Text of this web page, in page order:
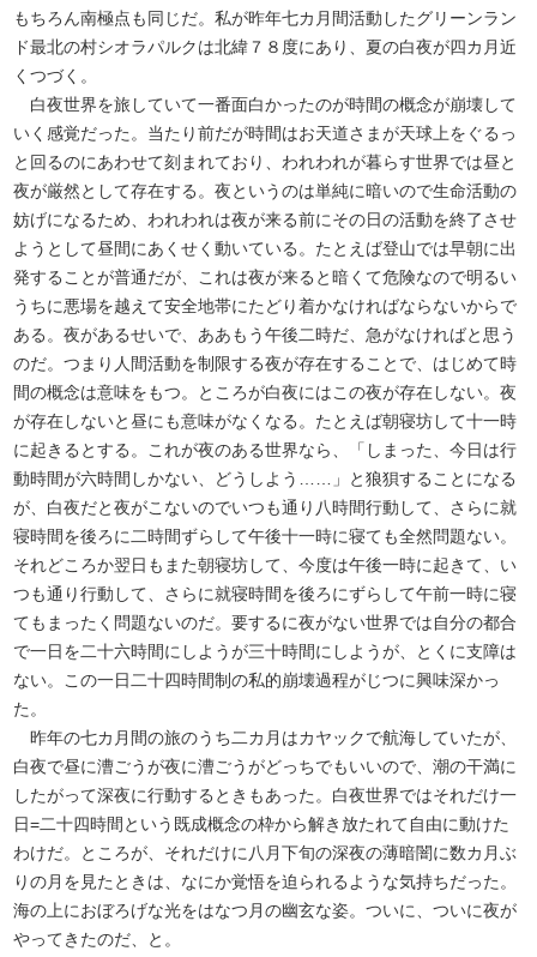
もちろん南極点も同じだ。私が昨年七カ月間活動したグリーンラン
ド最北の村シオラパルクは北緯７８度にあり、夏の白夜が四カ月近
くつづく。
白夜世界を旅していて一番面白かったのが時間の概念が崩壊して
いく感覚だった。当たり前だが時間はお天道さまが天球上をぐるっ
と回るのにあわせて刻まれており、われわれが暮らす世界では昼と
夜が厳然として存在する。夜というのは単純に暗いので生命活動の
妨げになるため、われわれは夜が来る前にその日の活動を終了させ
ようとして昼間にあくせく動いている。たとえば登山では早朝に出
発することが普通だが、これは夜が来ると暗くて危険なので明るい
うちに悪場を越えて安全地帯にたどり着かなければならないからで
ある。夜があるせいで、ああもう午後二時だ、急がなければと思う
のだ。つまり人間活動を制限する夜が存在することで、はじめて時
間の概念は意味をもつ。ところが白夜にはこの夜が存在しない。夜
が存在しないと昼にも意味がなくなる。たとえば朝寝坊して十一時
に起きるとする。これが夜のある世界なら、「しまった、今日は行
動時間が六時間しかない、どうしよう……」と狼狽することになる
が、白夜だと夜がこないのでいつも通り八時間行動して、さらに就
寝時間を後ろに二時間ずらして午後十一時に寝ても全然問題ない。
それどころか翌日もまた朝寝坊して、今度は午後一時に起きて、い
つも通り行動して、さらに就寝時間を後ろにずらして午前一時に寝
てもまったく問題ないのだ。要するに夜がない世界では自分の都合
で一日を二十六時間にしようが三十時間にしようが、とくに支障は
ない。この一日二十四時間制の私的崩壊過程がじつに興味深かっ
た。
昨年の七カ月間の旅のうち二カ月はカヤックで航海していたが、
白夜で昼に漕ごうが夜に漕ごうがどっちでもいいので、潮の干満に
したがって深夜に行動するときもあった。白夜世界ではそれだけ一
日=二十四時間という既成概念の枠から解き放たれて自由に動けた
わけだ。ところが、それだけに八月下旬の深夜の薄暗闇に数カ月ぶ
りの月を見たときは、なにか覚悟を迫られるような気持ちだった。
海の上におぼろげな光をはなつ月の幽玄な姿。ついに、ついに夜が
やってきたのだ、と。